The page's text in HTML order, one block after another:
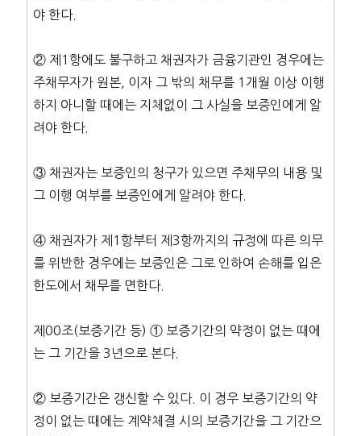
야 한다.
② 제1항에도 불구하고 채권자가 금융기관인 경우에는
주채무자가 원본, 이자 그 밖의 채무를 1개월 이상 이행
하지 아니할 때에는 지체없이 그 사실을 보증인에게 알
려야 한다.
③ 채권자는 보증인의 청구가 있으면 주채무의 내용 및
그 이행 여부를 보증인에게 알려야 한다.
④ 채권자가 제1항부터 제3항까지의 규정에 따른 의무
를 위반한 경우에는 보증인은 그로 인하여 손해를 입은
한도에서 채무를 면한다.
제00조(보증기간 등) ① 보증기간의 약정이 없는 때에
는 그 기간을 3년으로 본다.
② 보증기간은 갱신할 수 있다. 이 경우 보증기간의 약
정이 없는 때에는 계약체결 시의 보증기간을 그 기간으